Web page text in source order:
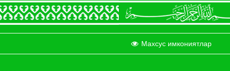
Махсус имкониятлар